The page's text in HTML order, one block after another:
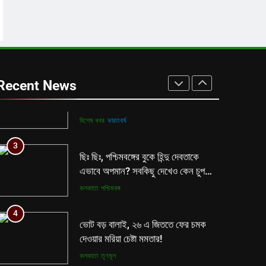
News
কর্তার বিধিনিষিধ ঘিরে টালমাটাল রাজ্য!
মমতা পুলিশ?
কলকাতা পশ্চিমবঙ্গ
কলকাতা তৃণমূল